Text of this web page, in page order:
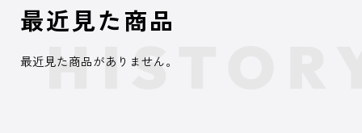
最近見た商品
最近見た商品がありません。